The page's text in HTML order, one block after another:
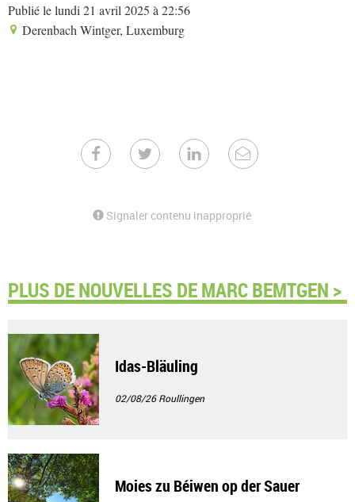
Publié le lundi 21 avril 2025 à 22:56
Derenbach Wintger, Luxemburg
Signaler contenu inapproprié
PLUS DE NOUVELLES DE MARC BEMTGEN >
Idas-Bläuling
02/08/26Roullingen
Moies zu Béiwen op der Sauer